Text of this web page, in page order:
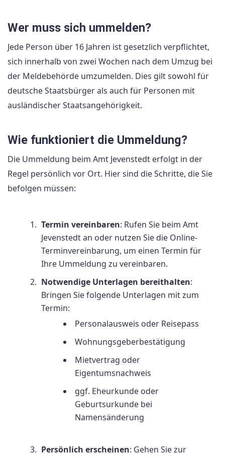
Wer muss sich ummelden?
Jede Person über 16 Jahren ist gesetzlich verpflichtet,
sich innerhalb von zwei Wochen nach dem Umzug bei
der Meldebehörde umzumelden. Dies gilt sowohl für
deutsche Staatsbürger als auch für Personen mit
ausländischer Staatsangehörigkeit.
Wie funktioniert die Ummeldung?
Die Ummeldung beim Amt Jevenstedt erfolgt in der
Regel persönlich vor Ort. Hier sind die Schritte, die Sie
befolgen müssen:
Termin vereinbaren: Rufen Sie beim Amt
Jevenstedt an oder nutzen Sie die Online-
Terminvereinbarung, um einen Termin für
Ihre Ummeldung zu vereinbaren.
Notwendige Unterlagen bereithalten:
Bringen Sie folgende Unterlagen mit zum
Termin:
Personalausweis oder Reisepass
Wohnungsgeberbestätigung
Mietvertrag oder
Eigentumsnachweis
ggf. Eheurkunde oder
Geburtsurkunde bei
Namensänderung
Persönlich erscheinen: Gehen Sie zur